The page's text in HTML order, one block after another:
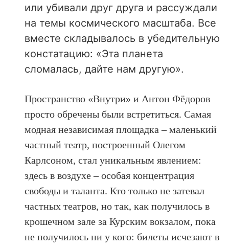
или убивали друг друга и рассуждали
на темы космического масштаба. Все
вместе складывалось в убедительную
констатацию: «Эта планета
сломалась, дайте нам другую».
Пространство «Внутри» и Антон Фёдоров
просто обречены были встретиться. Самая
модная независимая площадка – маленький
частный театр, построенный Олегом
Карлсоном, стал уникальным явлением:
здесь в воздухе – особая концентрация
свободы и таланта. Кто только не затевал
частных театров, но так, как получилось в
крошечном зале за Курским вокзалом, пока
не получилось ни у кого: билеты исчезают в